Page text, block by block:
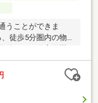
うことができま
徒歩5分圏内の物
中央区にある東海